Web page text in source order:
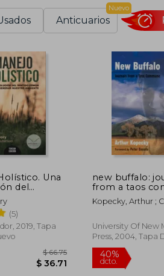
Anticuarios
Nuevo
Una
del
Para
Nuestro
- Allan
- Libro
(5)
2019, Tapa
new buffalo:
from a taos
(en Inglés)
Kopecky, Arthur ;
University Of New
Press, 2004, Tapa
Nuevo